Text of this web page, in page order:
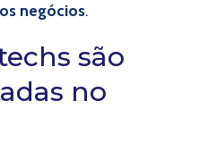
negócios.
são
no